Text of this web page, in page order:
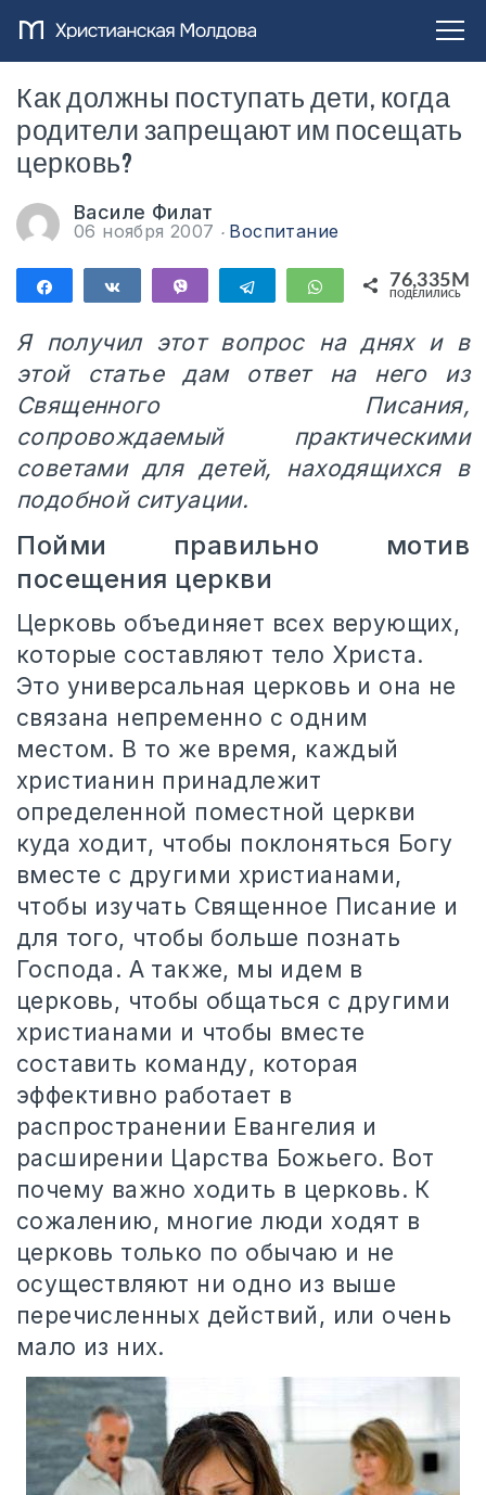
Как должны поступать дети, когда
родители запрещают им посещать
церковь?
Василе Филат
06 ноября 2007 Воспитание
ПоделитьсяПоделиться Telegram WhatsApp76,335M
ПОДЕЛИЛИСЬ
Я получил этот вопрос на днях и в
этой статье дам ответ на него из
Священного Писания,
сопровождаемый практическими
советами для детей, находящихся в
подобной ситуации.
Пойми правильно мотив
посещения церкви
Церковь объединяет всех верующих,
которые составляют тело Христа.
Это универсальная церковь и она не
связана непременно с одним
местом. В то же время, каждый
христианин принадлежит
определенной поместной церкви
куда ходит, чтобы поклоняться Богу
вместе с другими христианами,
чтобы изучать Священное Писание и
для того, чтобы больше познать
Господа. А также, мы идем в
церковь, чтобы общаться с другими
христианами и чтобы вместе
составить команду, которая
эффективно работает в
распространении Евангелия и
расширении Царства Божьего. Вот
почему важно ходить в церковь. К
сожалению, многие люди ходят в
церковь только по обычаю и не
осуществляют ни одно из выше
перечисленных действий, или очень
мало из них.